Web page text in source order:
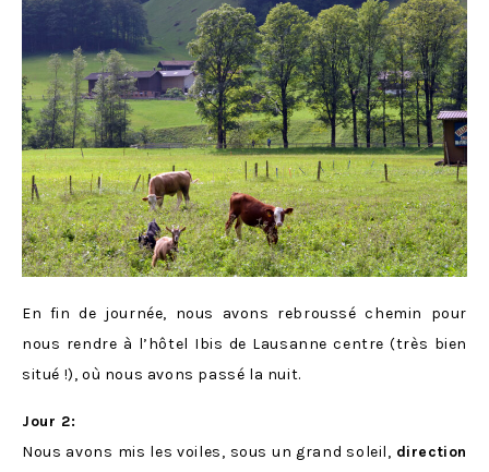
En fin de journée, nous avons rebroussé chemin pour
nous rendre à l’hôtel Ibis de Lausanne centre (très bien
situé !), où nous avons passé la nuit.
Jour 2:
Nous avons mis les voiles, sous un grand soleil, direction